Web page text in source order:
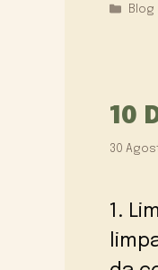
Blog
10
30
1.